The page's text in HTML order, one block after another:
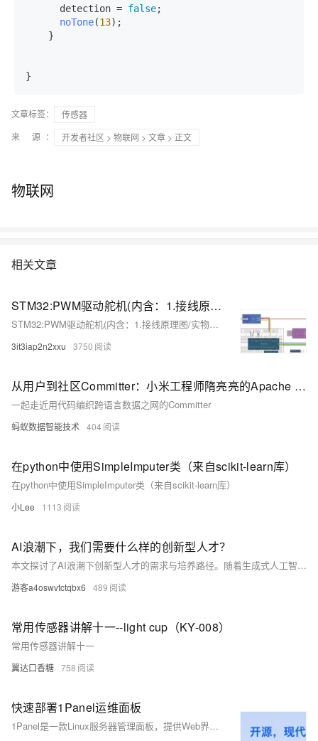
      detection =
false;
noTone(13);
文章标签：
传感器
来 源：
开发者社区 > 物联网 > 文章 > 正文
物联网
相关文章
STM32:PWM驱动舵机(内含：1.接线原理图/实物图+2.代码部分+3.补充知识部分)
STM32:PWM驱动舵机(内含：1.接线原理图/实物图+2.代码部分+3.补充知识部分)
3it3iap2n2xxu 3750
从用户到社区Committer：小米工程师隋亮亮的Apache Fory成长之路
一起走近用代码编织跨语言数据之网的Committer
蚂蚁数据智能技术 404
在python中使用SimpleImputer类（来自scikit-learn库）
在python中使用SimpleImputer类（来自scikit-learn库）
小Lee 1113
AI浪潮下，我们需要什么样的创新型人才？
本文探讨了AI浪潮下创新型人才的需求与培养路径。随着生成式人工智能（GAI）技术的突破，AI已渗透至各领域，重塑传统行业并带来机遇与挑战。创新型人才需具备跨学科知识融合、持续学习、创新实践能力及伦理责任感。GAI认证作为权威标准，助力人才技能提升和企业招聘。未来应加强跨学科教育、实践教学、持续学习与伦理教育，以培养更多适应AI时代的创新型人才。
游客a4oswvtctqbx6 489
常用传感器讲解十一--light cup（KY-008）
常用传感器讲解十一
翼达口香糖 758
快速部署1Panel运维面板
1Panel是一款Linux服务器管理面板，提供Web界面进行主机监控、文件、数据库和容器管理。本文介绍如何通过计算巢快速部署1Panel面板。